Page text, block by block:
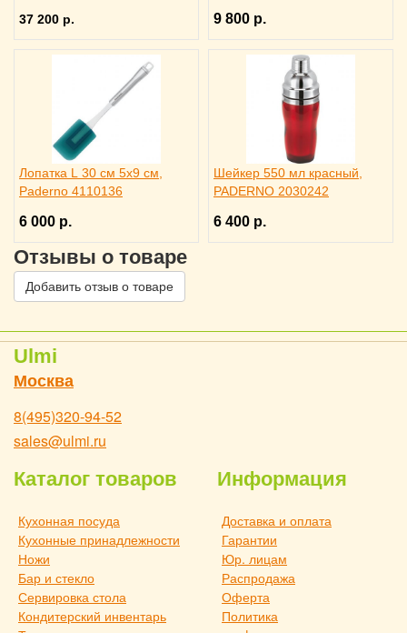
37 200 р. 9 800 р.
Лопатка L 30 см 5х9 см,
Paderno 4110136
6 000 р.
Шейкер 550 мл красный,
PADERNO 2030242
6 400 р.
Отзывы о товаре
Добавить отзыв о товаре
Ulmi
Москва
8(495)320-94-52
sales@ulmi.ru
Каталог товаров
Кухонная посуда
Кухонные принадлежности
Ножи
Бар и стекло
Сервировка стола
Кондитерский инвентарь
Информация
Доставка и оплата
Гарантии
Юр. лицам
Распродажа
Оферта
Политика